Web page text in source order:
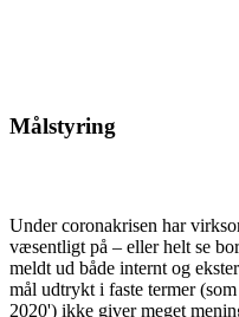
Målstyring
Under coronakrisen har
væsentligt på – eller helt se
meldt ud både internt og
mål udtrykt i faste termer
2020') ikke giver meget